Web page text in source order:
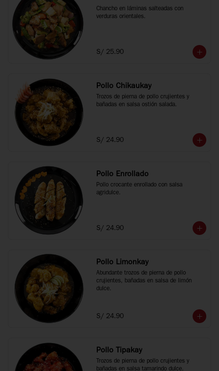
Chancho en láminas salteadas con
verduras orientales.
S/ 25.90
Pollo Chikaukay
Trozos de pierna de pollo crujientes y
bañadas en salsa ostión salada.
S/ 24.90
Pollo Enrollado
Pollo crocante enrollado con salsa
agridulce.
S/ 24.90
Pollo Limonkay
Abundante trozos de pierna de pollo
crujientes, bañadas en salsa de limón
dulce.
S/ 24.90
Pollo Tipakay
Trozos de pierna de pollo crujientes y
bañadas en salsa tamarindo dulce.